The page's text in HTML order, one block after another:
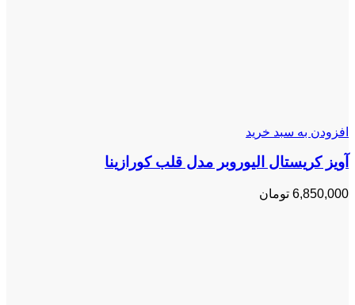
افزودن به سبد خرید
آویز کریستال الیوروبر مدل قلب کورازینا
6,850,000 تومان